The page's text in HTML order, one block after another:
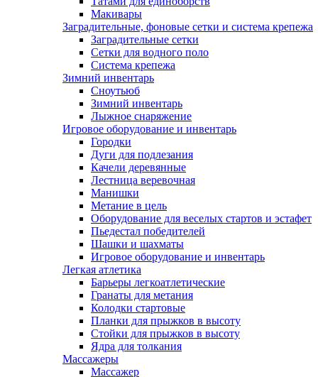
Макивары
Заградительные, фоновые сетки и система крепежа
Заградительные сетки
Сетки для водного поло
Система крепежа
Зимний инвентарь
Сноутьюб
Зимний инвентарь
Лыжное снаряжение
Игровое оборудование и инвентарь
Городки
Дуги для подлезания
Качели деревянные
Лестница веревочная
Манишки
Метание в цель
Оборудование для веселых стартов и эстафет
Пьедестал победителей
Шашки и шахматы
Игровое оборудование и инвентарь
Легкая атлетика
Барьеры легкоатлетические
Гранаты для метания
Колодки стартовые
Планки для прыжков в высоту
Стойки для прыжков в высоту
Ядра для толкания
Массажеры
Массажер